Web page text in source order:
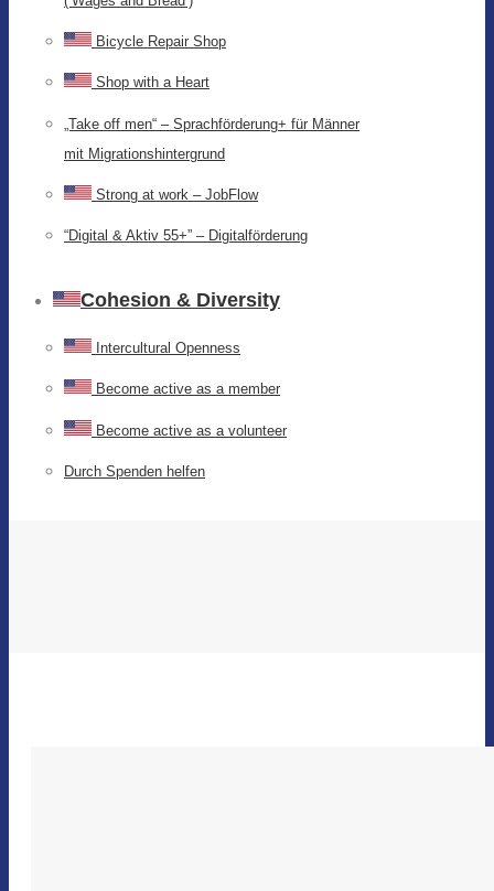
Bicycle Repair Shop
Shop with a Heart
„Take off men“ – Sprachförderung+ für Männer
mit Migrationshintergrund
Strong at work – JobFlow
“Digital & Aktiv 55+” – Digitalförderung
Cohesion & Diversity
Intercultural Openness
Become active as a member
Become active as a volunteer
Durch Spenden helfen